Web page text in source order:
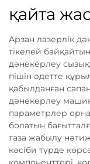
қайта
Арзан лазерлік
тікелей
дәнекерлеу
пішін әдетте
қабылданған
дәнекерлеу
параметрлер
болатын
таза жабылу
кәсіби түрде